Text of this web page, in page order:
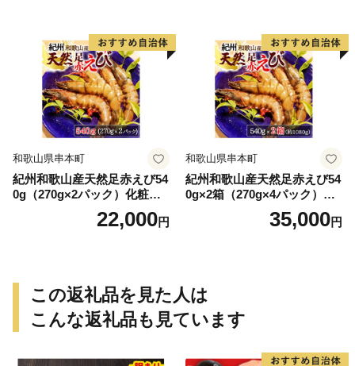
和歌山県串本町
紀州和歌山産天然足赤えび54
0g（270g×2パック）化粧箱
入 ※2026年12月上旬〜2027
年2月上旬頃順次発送予定
22,000円
和歌山県串本町
紀州和歌山産天然足赤えび54
0g×2箱（270g×4パック）化
粧箱入 ※2026年12月上旬〜2
027年2月上旬頃順次発送予定
ず【uot773A】
35,000円
この返礼品を見た人は
こんな返礼品も見ています